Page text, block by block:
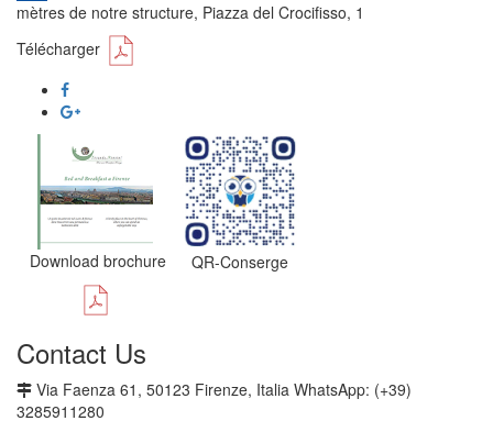
mètres de notre structure, Piazza del Crocifisso, 1
Télécharger
Download brochure QR-Conserge
Contact Us
Via Faenza 61, 50123 Firenze, Italia WhatsApp: (+39)
3285911280